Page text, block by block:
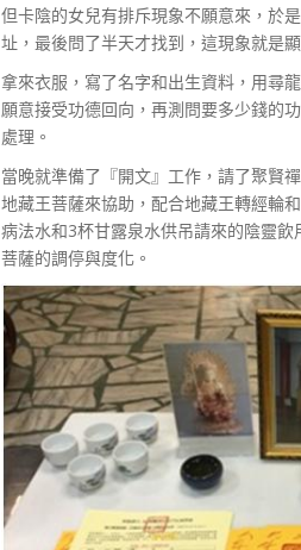
但卡陰的女兒有排斥現象不願意來，於
址，最後問了半天才找到，這現象就是
拿來衣服，寫了名字和出生資料，用尋
願意接受功德回向，再測問要多少錢的
處理。
當晚就準備了『開文』工作，請了聚賢
地藏王菩薩來協助，配合地藏王轉經輪
病法水和3杯甘露泉水供吊請來的陰靈
菩薩的調停與度化。